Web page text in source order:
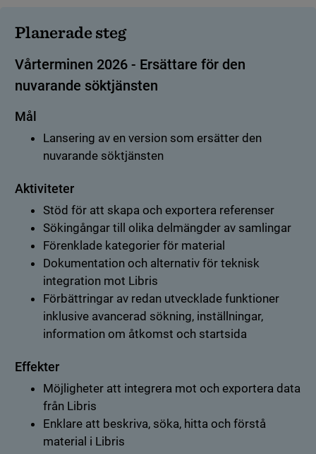
Planerade steg
Vårterminen 2026 - Ersättare för den
nuvarande söktjänsten
Mål
Lansering av en version som ersätter den
nuvarande söktjänsten
Aktiviteter
Stöd för att skapa och exportera referenser
Sökingångar till olika delmängder av samlingar
Förenklade kategorier för material
Dokumentation och alternativ för teknisk
integration mot Libris
Förbättringar av redan utvecklade funktioner
inklusive avancerad sökning, inställningar,
information om åtkomst och startsida
Effekter
Möjligheter att integrera mot och exportera data
från Libris
Enklare att beskriva, söka, hitta och förstå
material i Libris